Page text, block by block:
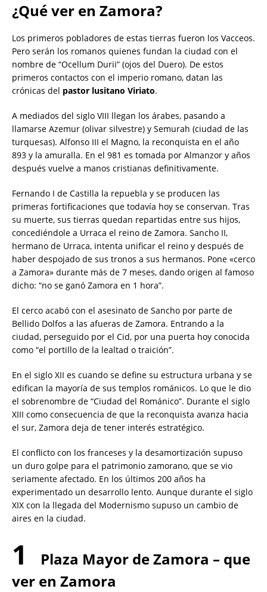
¿Qué ver en Zamora?
Los primeros pobladores de estas tierras fueron los Vacceos.
Pero serán los romanos quienes fundan la ciudad con el
nombre de “Ocellum Durii” (ojos del Duero). De estos
primeros contactos con el imperio romano, datan las
crónicas del pastor lusitano Viriato.
A mediados del siglo VIII llegan los árabes, pasando a
llamarse Azemur (olivar silvestre) y Semurah (ciudad de las
turquesas). Alfonso III el Magno, la reconquista en el año
893 y la amuralla. En el 981 es tomada por Almanzor y años
después vuelve a manos cristianas definitivamente.
Fernando I de Castilla la repuebla y se producen las
primeras fortificaciones que todavía hoy se conservan. Tras
su muerte, sus tierras quedan repartidas entre sus hijos,
concediéndole a Urraca el reino de Zamora. Sancho II,
hermano de Urraca, intenta unificar el reino y después de
haber despojado de sus tronos a sus hermanos. Pone «cerco
a Zamora» durante más de 7 meses, dando origen al famoso
dicho: “no se ganó Zamora en 1 hora”.
El cerco acabó con el asesinato de Sancho por parte de
Bellido Dolfos a las afueras de Zamora. Entrando a la
ciudad, perseguido por el Cid, por una puerta hoy conocida
como “el portillo de la lealtad o traición”.
En el siglo XII es cuando se define su estructura urbana y se
edifican la mayoría de sus templos románicos. Lo que le dio
el sobrenombre de “Ciudad del Románico”. Durante el siglo
XIII como consecuencia de que la reconquista avanza hacia
el sur, Zamora deja de tener interés estratégico.
El conflicto con los franceses y la desamortización supuso
un duro golpe para el patrimonio zamorano, que se vio
seriamente afectado. En los últimos 200 años ha
experimentado un desarrollo lento. Aunque durante el siglo
XIX con la llegada del Modernismo supuso un cambio de
aires en la ciudad.
1
Plaza Mayor de Zamora – que
ver en Zamora